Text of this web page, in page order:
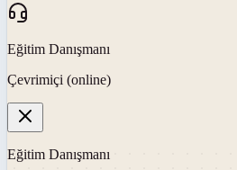
Eğitim Danışmanı
Çevrimiçi (online)
Eğitim Danışmanı